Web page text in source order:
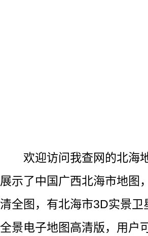
欢迎访问我查网的北海
展示了中国广西北海市地图
清全图，有北海市3D实景卫
全景电子地图高清版，用户